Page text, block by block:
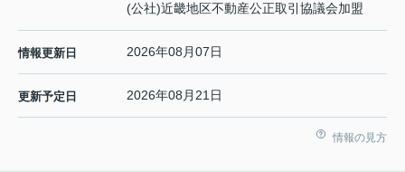
(公社)近畿地区不動産公正取引協議会加盟
情報更新日 2026年08月07日
更新予定日 2026年08月21日
情報の見方